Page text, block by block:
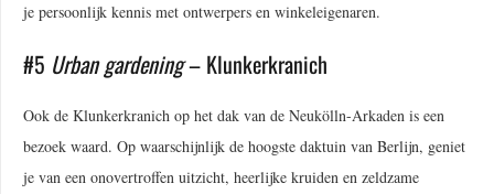
je persoonlijk kennis met ontwerpers en winkeleigenaren.
#5 Urban gardening– Klunkerkranich
Ook de Klunkerkranich op het dak van de Neukölln-Arkaden is een
bezoek waard. Op waarschijnlijk de hoogste daktuin van Berlijn, geniet
je van een onovertroffen uitzicht, heerlijke kruiden en zeldzame